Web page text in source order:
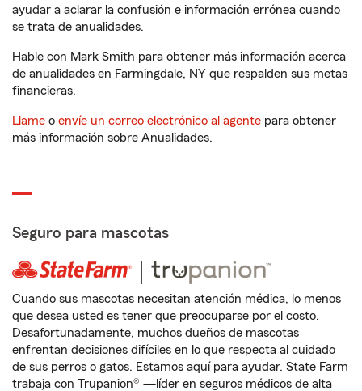
ayudar a aclarar la confusión e información errónea cuando
se trata de anualidades.
Hable con Mark Smith para obtener más información acerca
de anualidades en Farmingdale, NY que respalden sus metas
financieras.
Llame o envíe un correo electrónico al agente para obtener
más información sobre Anualidades.
Seguro para mascotas
Cuando sus mascotas necesitan atención médica, lo menos
que desea usted es tener que preocuparse por el costo.
Desafortunadamente, muchos dueños de mascotas
enfrentan decisiones difíciles en lo que respecta al cuidado
de sus perros o gatos. Estamos aquí para ayudar. State Farm
trabaja con Trupanion® —líder en seguros médicos de alta